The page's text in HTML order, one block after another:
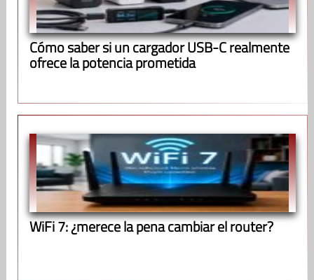
Cómo saber si un cargador USB-C realmente
ofrece la potencia prometida
WiFi 7: ¿merece la pena cambiar el router?